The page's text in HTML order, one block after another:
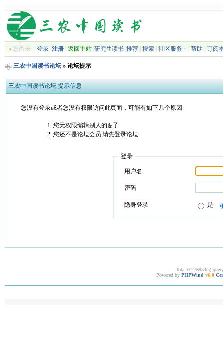
»您尚未 登录 注册| 返回主站| 研究生读书| 推荐| 搜索| 社区服务 帮助 订阅
三农中国读书论坛» 论坛提示
三农中国读书论坛 提示信息
您没有登录或者您没有权限访问此页面，可能有如下几个原因:
您无权限编辑别人的贴子
您还不是论坛会员,请先登录论坛
登录
用户名
密码
隐身登录 是
Total 0.276953(s)
Powered by PHPWind v6.0